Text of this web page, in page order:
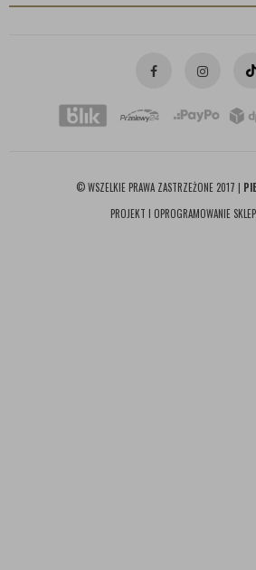
© WSZELKIE PRAWA ZASTRZEŻONE 2017 |
PROJEKT I OPROGRAMOWANIE